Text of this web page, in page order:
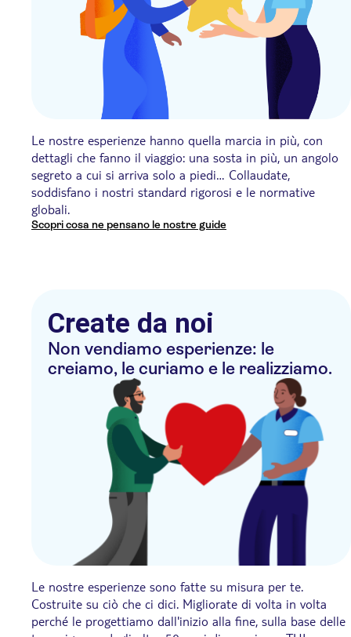
Le nostre esperienze hanno quella marcia in più, con
dettagli che fanno il viaggio: una sosta in più, un angolo
segreto a cui si arriva solo a piedi… Collaudate,
soddisfano i nostri standard rigorosi e le normative
globali.
Scopri cosa ne pensano le nostre guide
Create da noi
Non vendiamo esperienze: le
creiamo, le curiamo e le realizziamo.
Le nostre esperienze sono fatte su misura per te.
Costruite su ciò che ci dici. Migliorate di volta in volta
perché le progettiamo dall'inizio alla fine, sulla base delle